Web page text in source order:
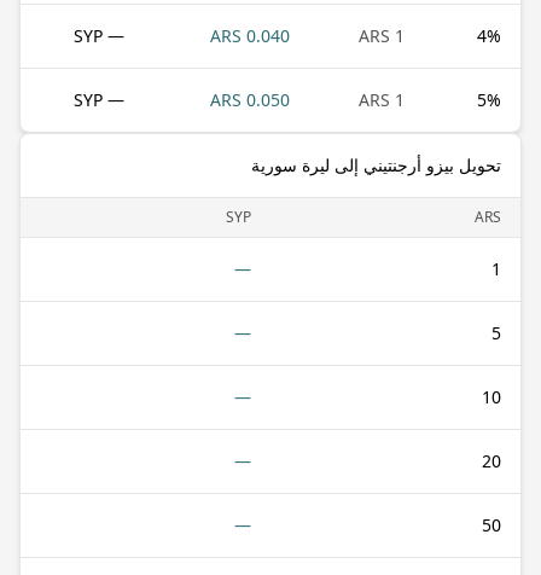
4%
1 ARS
0.040 ARS
— SYP
5%
1 ARS
0.050 ARS
— SYP
تحويل بيزو أرجنتيني إلى ليرة سورية
ARS
SYP
1
—
5
—
10
—
20
—
50
—